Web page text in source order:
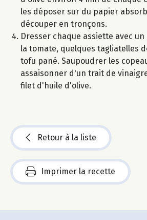
les déposer sur du papier
découper en tronçons.
Dresser chaque assiette avec
la tomate, quelques tagliatelles
tofu pané. Saupoudrer les
assaisonner d'un trait de
filet d'huile d'olive.
Retour à la liste
Imprimer la recette